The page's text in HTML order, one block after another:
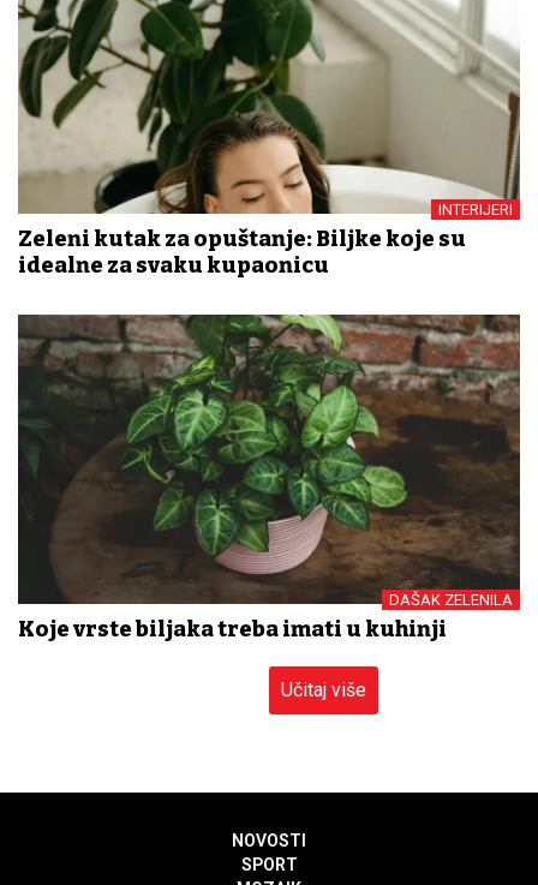
INTERIJERI
Zeleni kutak za opuštanje: Biljke koje su
idealne za svaku kupaonicu
DAŠAK ZELENILA
Koje vrste biljaka treba imati u kuhinji
Učitaj više
NOVOSTI
SPORT